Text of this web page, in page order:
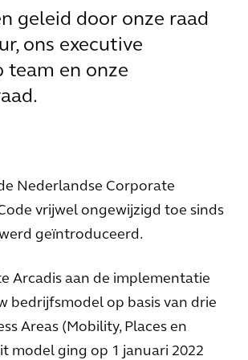
geleid door onze raad
ons executive
team en onze
Nederlandse Corporate
vrijwel ongewijzigd toe sinds
geïntroduceerd.
Arcadis aan de implementatie
bedrijfsmodel op basis van drie
Areas (Mobility, Places en
model ging op 1 januari 2022